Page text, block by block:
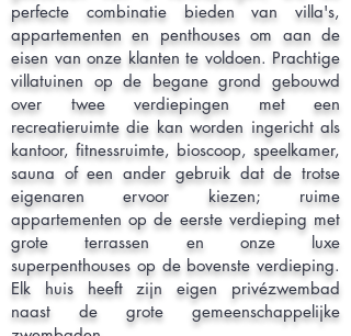
perfecte combinatie bieden van villa's,
appartementen en penthouses om aan de
eisen van onze klanten te voldoen. Prachtige
villatuinen op de begane grond gebouwd
over twee verdiepingen met een
recreatieruimte die kan worden ingericht als
kantoor, fitnessruimte, bioscoop, speelkamer,
sauna of een ander gebruik dat de trotse
eigenaren ervoor kiezen; ruime
appartementen op de eerste verdieping met
grote terrassen en onze luxe
superpenthouses op de bovenste verdieping.
Elk huis heeft zijn eigen privézwembad
naast de grote gemeenschappelijke